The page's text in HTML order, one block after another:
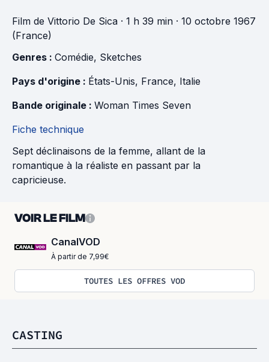
Film de Vittorio De Sica · 1 h 39 min · 10 octobre 1967
(France)
Genres : Comédie, Sketches
Pays d'origine : États-Unis, France, Italie
Bande originale : Woman Times Seven
Fiche technique
Sept déclinaisons de la femme, allant de la
romantique à la réaliste en passant par la
capricieuse.
VOIR LE FILM
CanalVOD
À partir de 7,99€
TOUTES LES OFFRES VOD
CASTING